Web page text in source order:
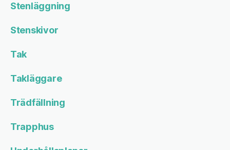
Stenläggning
Stenskivor
Tak
Takläggare
Trädfällning
Trapphus